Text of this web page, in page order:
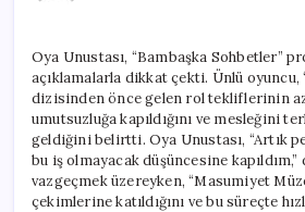
Oya Unustası, “Bambaşka Sohbetler”
açıklamalarla dikkat çekti. Ünlü oyuncu,
dizisinden önce gelen rol tekliflerinin
umutsuzluğa kapıldığını ve mesleğini
geldiğini belirtti. Oya Unustası, “Artık
bu iş olmayacak düşüncesine
vazgeçmek üzereyken, “Masumiyet
çekimlerine katıldığını ve bu süreçte